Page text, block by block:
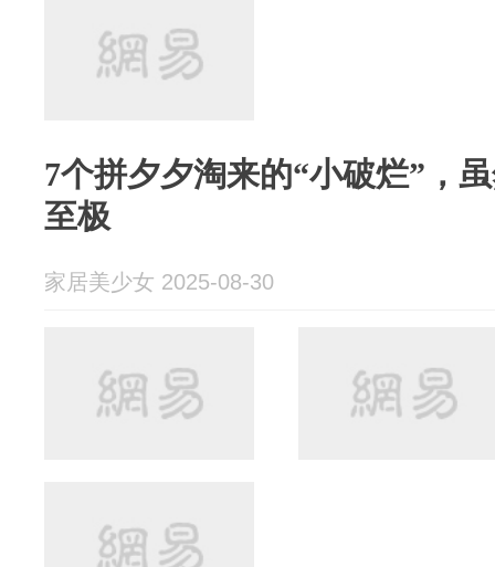
7个拼夕夕淘来的“小破烂”，
至极
家居美少女 2025-08-30